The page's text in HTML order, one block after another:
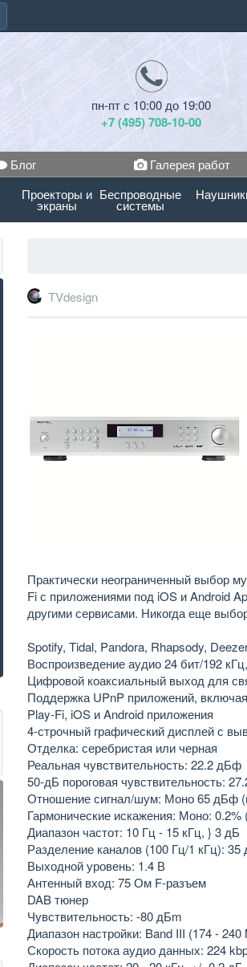
пн-пт с 10:00 до 19:00
+7 (495) 708-10-00
Блог Галерея работ
Проекторы и
экраны
Беспроводные
системы
TVdesign
Практически неограниченный выбор
Fi с приложениями под iOS и Android
другими сервисами. Никогда еще
Spotify, Tidal, Pandora, Rhapsody,
Воспроизведение аудио 24 бит/192
Цифровой коаксиальный выход для
Поддержка UPnP приложений,
Play-Fi, iOS и Android приложения
4-строчный графический дисплей с
Отделка: серебристая или черная
Реальная чувствительность: 22.2 дБф
50-дБ пороговая чувствительность:
Отношение сигнал/шум: Моно 65 дБф
Гармонические искажения: Моно:
Диапазон частот: 10 Гц - 15 кГц, } 3 дБ
Разделение каналов (100 Гц/1 кГц):
Выходной уровень: 1.4 В
Антенный вход: 75 Ом F-разъем
DAB тюнер
Чувствительность: -80 дБm
Диапазон настройки: Band III (174 - 240
Скорость потока аудио данных: 224